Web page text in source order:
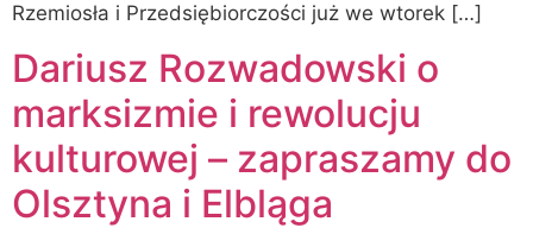
Rzemiosła i Przedsiębiorczości już we wtorek […]
Dariusz Rozwadowski o
marksizmie i rewolucju
kulturowej – zapraszamy do
Olsztyna i Elbląga